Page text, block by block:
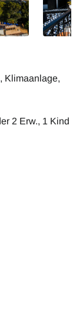
Klimaanlage,
2 Erw., 1 Kind